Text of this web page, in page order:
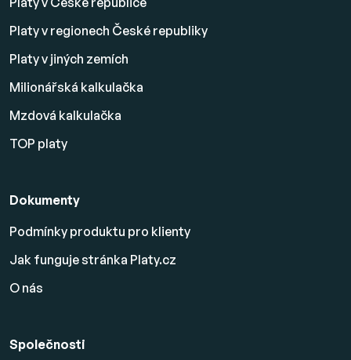
Platy v regionech České republiky
Platy v jiných zemích
Milionářská kalkulačka
Mzdová kalkulačka
TOP platy
Dokumenty
Podmínky produktu pro klienty
Jak funguje stránka Platy.cz
O nás
Společnosti